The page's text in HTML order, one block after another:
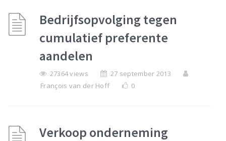
Bedrijfsopvolging tegen
cumulatief preferente
aandelen
27364 views
27 september 2013
François van der Hoff
0
Verkoop onderneming